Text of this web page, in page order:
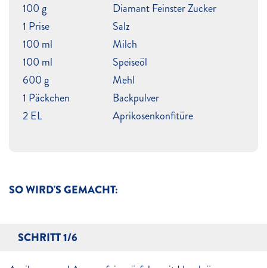
SO WIRD'S GEMACHT:
SCHRITT 1/6
100 g
Diamant Feinster Zucker
1 Prise
Salz
100 ml
Milch
100 ml
Speiseöl
600 g
Mehl
1 Päckchen
Backpulver
2 EL
Aprikosenkonfitüre